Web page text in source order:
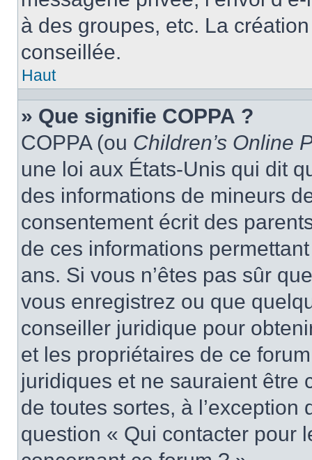
à des groupes, etc. La
conseillée.
Haut
» Que signifie COPPA ?
COPPA (ou Children’s Online
une loi aux États-Unis qui dit
des informations de mineurs
consentement écrit des
de ces informations
ans. Si vous n’êtes pas sûr
vous enregistrez ou que
conseiller juridique pour
et les propriétaires de ce
juridiques et ne sauraient être
de toutes sortes, à
question « Qui contacter pour